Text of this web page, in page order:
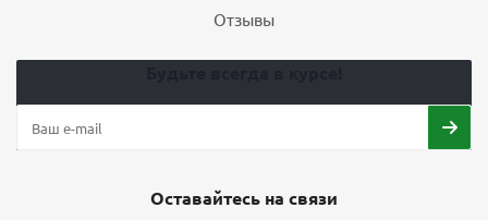
Отзывы
Оставайтесь на связи